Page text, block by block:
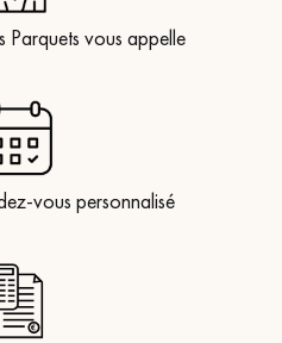
Parquets vous appelle
vous personnalisé